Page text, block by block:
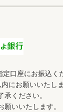
口座にお振込く
にお願いいたし
ください。
いいたします。